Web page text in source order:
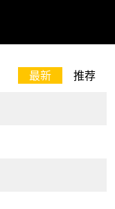
最新 推荐